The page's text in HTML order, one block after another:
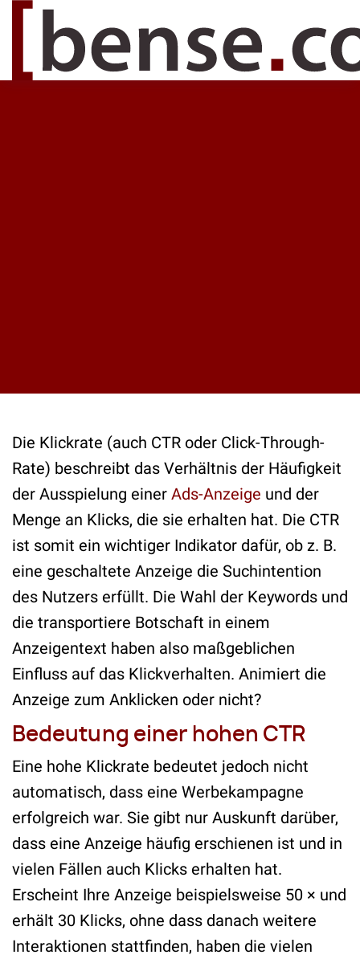
Die Klickrate (auch CTR oder Click-Through-
Rate) beschreibt das Verhältnis der Häufigkeit
der Ausspielung einer Ads-Anzeige und der
Menge an Klicks, die sie erhalten hat. Die CTR
ist somit ein wichtiger Indikator dafür, ob z. B.
eine geschaltete Anzeige die Suchintention
des Nutzers erfüllt. Die Wahl der Keywords und
die transportiere Botschaft in einem
Anzeigentext haben also maßgeblichen
Einfluss auf das Klickverhalten. Animiert die
Anzeige zum Anklicken oder nicht?
Bedeutung einer hohen CTR
Eine hohe Klickrate bedeutet jedoch nicht
automatisch, dass eine Werbekampagne
erfolgreich war. Sie gibt nur Auskunft darüber,
dass eine Anzeige häufig erschienen ist und in
vielen Fällen auch Klicks erhalten hat.
Erscheint Ihre Anzeige beispielsweise 50 × und
erhält 30 Klicks, ohne dass danach weitere
Interaktionen stattfinden, haben die vielen